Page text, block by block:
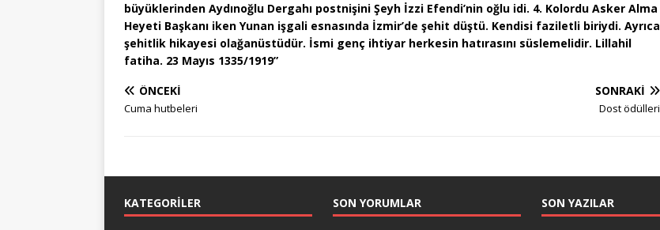
büyüklerinden Aydınoğlu Dergahı postnişini Şeyh İzzi Efendi’nin oğlu idi. 4. Kolordu Asker Alma
Heyeti Başkanı iken Yunan işgali esnasında İzmir’de şehit düştü. Kendisi faziletli biriydi. Ayrıca
şehitlik hikayesi olağanüstüdür. İsmi genç ihtiyar herkesin hatırasını süslemelidir. Lillahil
fatiha. 23 Mayıs 1335/1919”
ÖNCEKI
Cuma hutbeleri
SONRAKI
Dost ödülleri
KATEGORILER SON YORUMLAR SON YAZILAR